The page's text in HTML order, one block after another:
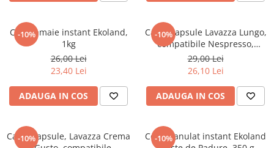
Clasa a V-a
Clasa a VI-a
Clasa a VII-a
Clasa a VIII-a
Clasa I
Clasa pregatitoare
Povesti
-10%
Ceai Lamaie instant Ekoland,
1kg
26,00 Lei
23,40 Lei
ADAUGA IN COS
-10%
Cafea capsule Lavazza Lungo,
compatibile Nespresso,
aluminiu, 10 x 5,7 g
29,00 Lei
26,10 Lei
ADAUGA IN COS
-10%
Cafea capsule, Lavazza Crema
-10%
Ceai granulat instant Ekoland